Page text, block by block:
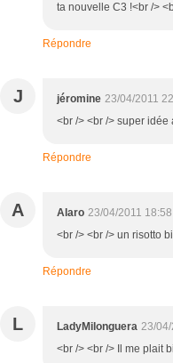
ta nouvelle C3 !<br />
Répondre
J jéromine 23/04/2011
<br /> <br /> super idée
Répondre
A Alaro 23/04/2011 18:58
<br /> <br /> un risotto
Répondre
L LadyMilonguera 23/
<br /> <br /> Il me plait